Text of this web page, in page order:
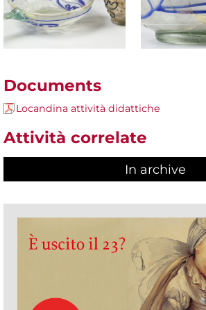
Documents
Locandina attività didattiche
Attività correlate
In archive